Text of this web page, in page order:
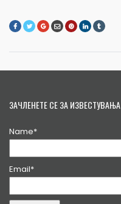
ЗАЧЛЕНЕТЕ СЕ ЗА ИЗВЕСТУВАЊА
Name*
Email*